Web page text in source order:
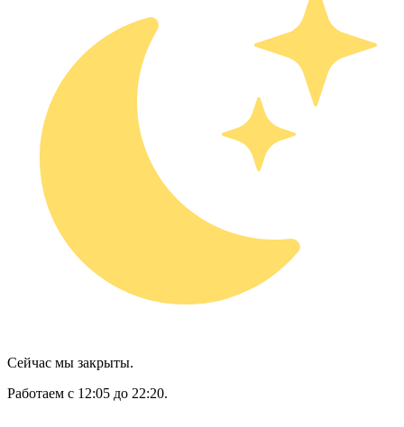
Сейчас мы закрыты.
Работаем с 12:05 до 22:20.